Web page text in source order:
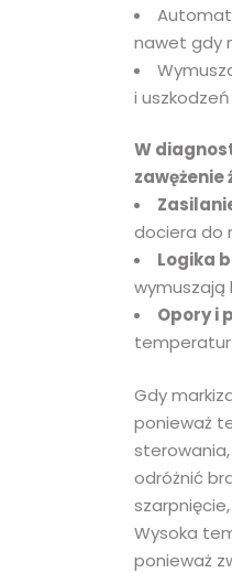
nawet gdy
i uszkodzeń
W
dociera do
Logika
wymuszają
Opory i
Gdy
ponieważ
odróżnić
Wysoka
ponieważ